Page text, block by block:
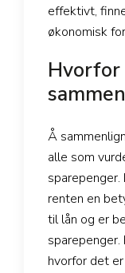
effektivt,
økonomisk
Å
alle som
renten en
til lån og er
hvorfor det